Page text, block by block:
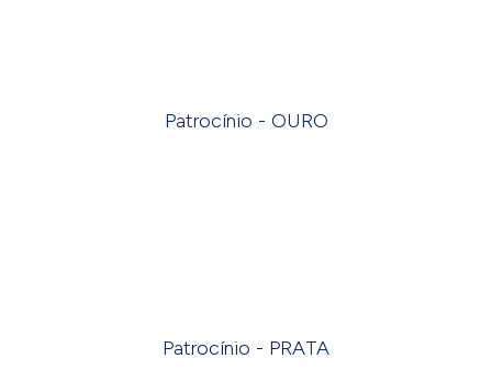
Patrocínio - OURO
Patrocínio - PRATA